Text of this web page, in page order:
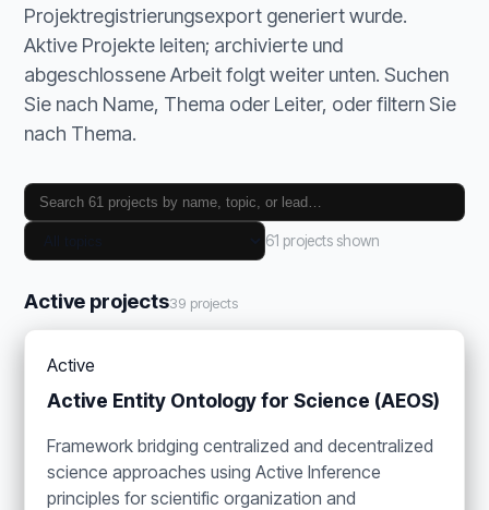
Projektregistrierungsexport generiert wurde.
Aktive Projekte leiten; archivierte und
abgeschlossene Arbeit folgt weiter unten. Suchen
Sie nach Name, Thema oder Leiter, oder filtern Sie
nach Thema.
61 projects shown
Active projects39 projects
Active
Active Entity Ontology for Science (AEOS)
Framework bridging centralized and decentralized
science approaches using Active Inference
principles for scientific organization and